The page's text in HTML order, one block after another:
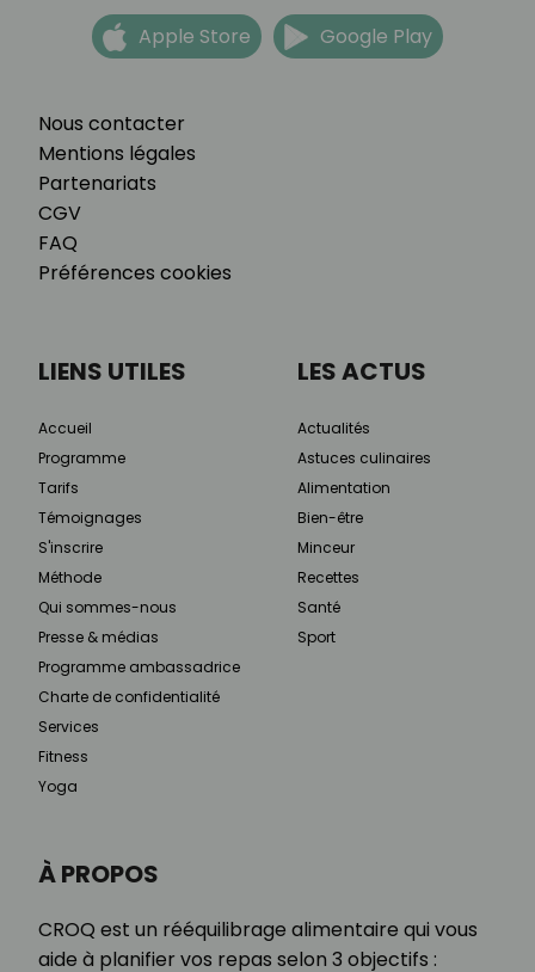
Nous contacter
Mentions légales
Partenariats
CGV
FAQ
Préférences cookies
Apple Store Google Play
À PROPOS
CROQ est un rééquilibrage alimentaire qui vous
aide à planifier vos repas selon 3 objectifs :
LIENS UTILES
Accueil
Programme
Tarifs
Témoignages
S'inscrire
Méthode
Qui sommes-nous
Presse & médias
Programme ambassadrice
Charte de confidentialité
Services
Fitness
Yoga
LES ACTUS
Actualités
Astuces culinaires
Alimentation
Bien-être
Minceur
Recettes
Santé
Sport